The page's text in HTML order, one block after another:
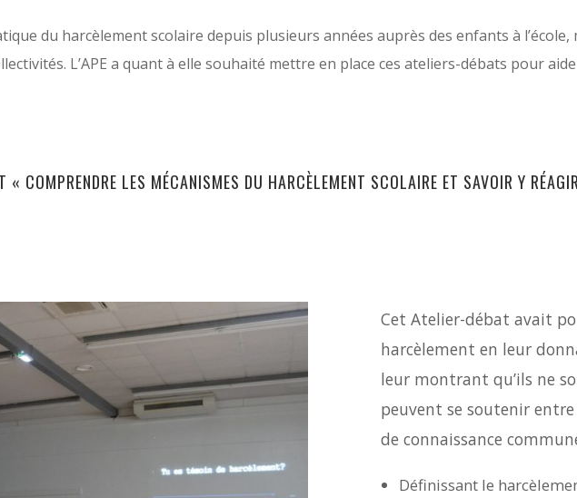
du harcèlement scolaire depuis plusieurs années auprès des enfants à
L’APE a quant à elle souhaité mettre en place ces ateliers-débats pour
« COMPRENDRE LES MÉCANISMES DU HARCÈLEMENT SCOLAIRE ET SAVOIR Y
Cet Atelier-débat avait
harcèlement en leur
leur montrant qu’ils ne
peuvent se soutenir
de connaissance
Définissant le